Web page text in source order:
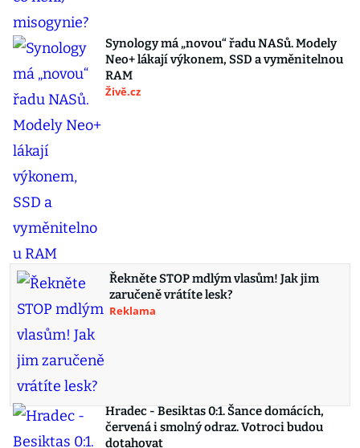
Synology má „novou“ řadu NASů. Modely
Neo+ lákají výkonem, SSD a vyměnitelnou
RAM
Živě.cz
Řekněte STOP mdlým vlasům! Jak jim
zaručeně vrátíte lesk?
Reklama
Hradec - Besiktas 0:1. Šance domácích,
červená i smolný odraz. Votroci budou
dotahovat